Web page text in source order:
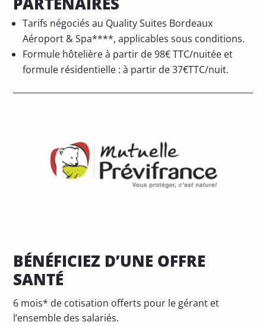
Tarifs négociés au Quality Suites Bordeaux
Aéroport & Spa****, applicables sous conditions.
Formule hôtelière à partir de 98€ TTC/nuitée et
formule résidentielle : à partir de 37€TTC/nuit.
BÉNÉFICIEZ D’UNE OFFRE
SANTÉ
6 mois* de cotisation offerts pour le gérant et
l’ensemble des salariés.